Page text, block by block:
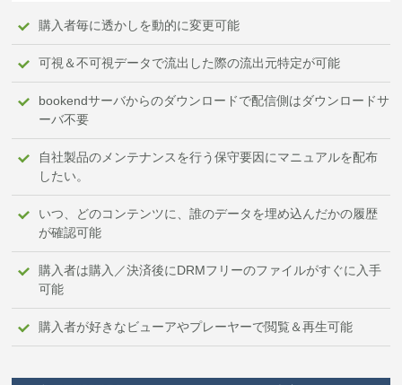
購入者毎に透かしを動的に変更可能
可視＆不可視データで流出した際の流出元特定が可能
bookendサーバからのダウンロードで配信側はダウンロードサ
ーバ不要
自社製品のメンテナンスを行う保守要因にマニュアルを配布
したい。
いつ、どのコンテンツに、誰のデータを埋め込んだかの履歴
が確認可能
購入者は購入／決済後にDRMフリーのファイルがすぐに入手
可能
購入者が好きなビューアやプレーヤーで閲覧＆再生可能